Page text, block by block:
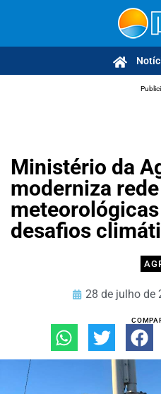
Ministério da
moderniza
desafios
28 de julho de